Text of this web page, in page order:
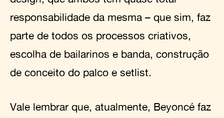
responsabilidade da mesma – que sim, faz
parte de todos os processos criativos,
escolha de bailarinos e banda, construção
de conceito do palco e setlist.
Vale lembrar que, atualmente, Beyoncé faz